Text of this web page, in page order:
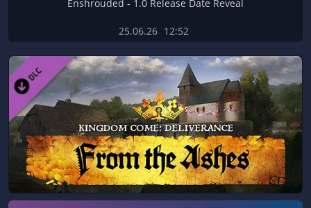
Enshrouded - 1.0 Release Date Reveal
25.06.26 12:52